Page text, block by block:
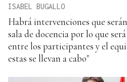
ISABEL BUGALLO
Habrá intervenciones que
sala de docencia por lo que
entre los participantes y el
estas se llevan a cabo"